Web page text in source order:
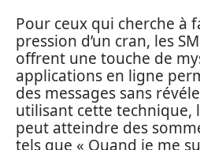
Pour ceux qui cherche à
pression d’un cran, les
offrent une touche de
applications en ligne
des messages sans
utilisant cette technique,
peut atteindre des
tels que « Quand je me